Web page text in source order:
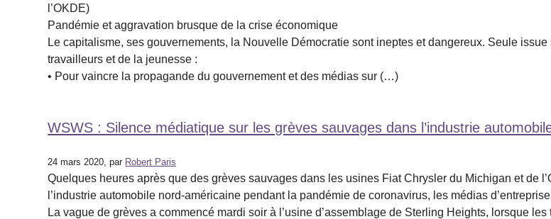
l’OKDE)
Pandémie et aggravation brusque de la crise économique
Le capitalisme, ses gouvernements, la Nouvelle Démocratie sont ineptes et dangereux. Seule
travailleurs et de la jeunesse :
• Pour vaincre la propagande du gouvernement et des médias sur (…)
WSWS : Silence médiatique sur les grèves sauvages dans l’industrie
24 mars 2020, par Robert Paris
Quelques heures après que des grèves sauvages dans les usines Fiat Chrysler du Michigan et de
l’industrie automobile nord-américaine pendant la pandémie de coronavirus, les médias
La vague de grèves a commencé mardi soir à l’usine d’assemblage de Sterling Heights, lorsque